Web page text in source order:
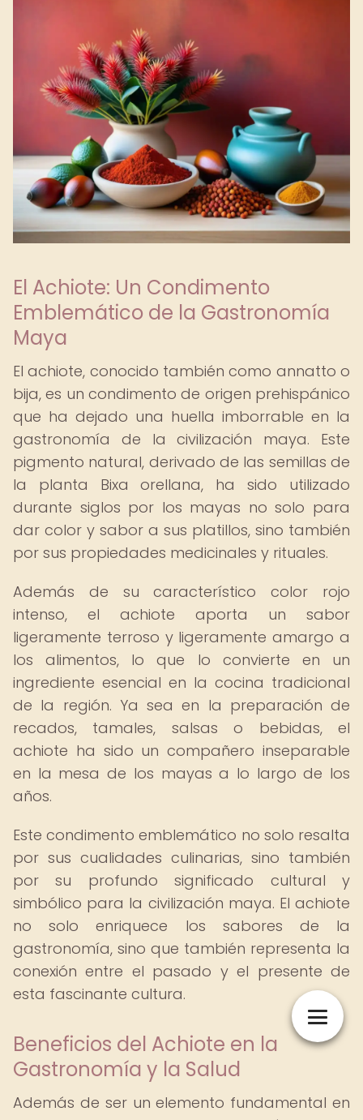
El Achiote: Un Condimento
Emblemático de la Gastronomía
Maya
El achiote, conocido también como annatto o
bija, es un condimento de origen prehispánico
que ha dejado una huella imborrable en la
gastronomía de la civilización maya. Este
pigmento natural, derivado de las semillas de
la planta Bixa orellana, ha sido utilizado
durante siglos por los mayas no solo para
dar color y sabor a sus platillos, sino también
por sus propiedades medicinales y rituales.
Además de su característico color rojo
intenso, el achiote aporta un sabor
ligeramente terroso y ligeramente amargo a
los alimentos, lo que lo convierte en un
ingrediente esencial en la cocina tradicional
de la región. Ya sea en la preparación de
recados, tamales, salsas o bebidas, el
achiote ha sido un compañero inseparable
en la mesa de los mayas a lo largo de los
años.
Este condimento emblemático no solo resalta
por sus cualidades culinarias, sino también
por su profundo significado cultural y
simbólico para la civilización maya. El achiote
no solo enriquece los sabores de la
gastronomía, sino que también representa la
conexión entre el pasado y el presente de
esta fascinante cultura.
Beneficios del Achiote en la
Gastronomía y la Salud
Además de ser un elemento fundamental en